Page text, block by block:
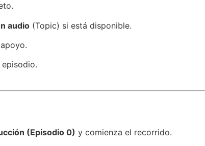
audio (Topic) si está disponible.
(Episodio 0) y comienza el recorrido.